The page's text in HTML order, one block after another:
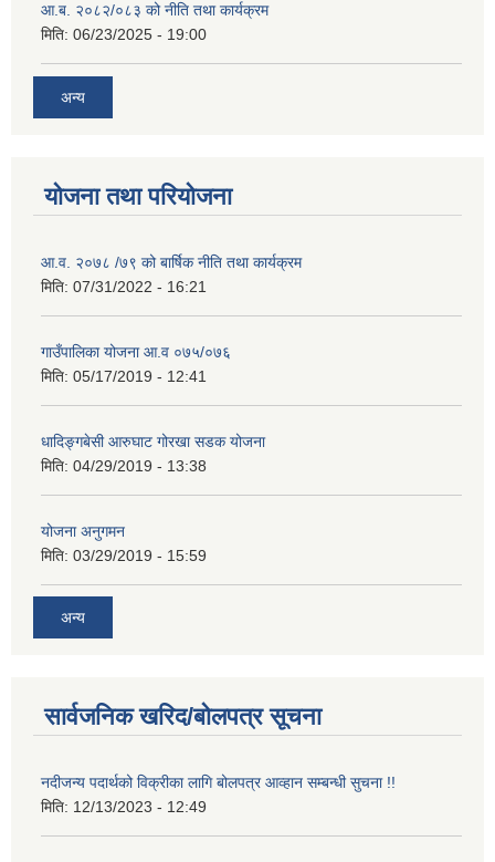
आ.ब. २०८२/०८३ को नीति तथा कार्यक्रम
मिति: 06/23/2025 - 19:00
अन्य
योजना तथा परियोजना
आ.व. २०७८ /७९ को बार्षिक नीति तथा कार्यक्रम
मिति: 07/31/2022 - 16:21
गाउँपालिका योजना आ.व ०७५/०७६
मिति: 05/17/2019 - 12:41
धादिङ्गबेसी आरुघाट गोरखा सडक योजना
मिति: 04/29/2019 - 13:38
योजना अनुगमन
मिति: 03/29/2019 - 15:59
अन्य
सार्वजनिक खरिद/बोलपत्र सूचना
नदीजन्य पदार्थको विक्रीका लागि बोलपत्र आव्हान सम्बन्धी सुचना !!
मिति: 12/13/2023 - 12:49